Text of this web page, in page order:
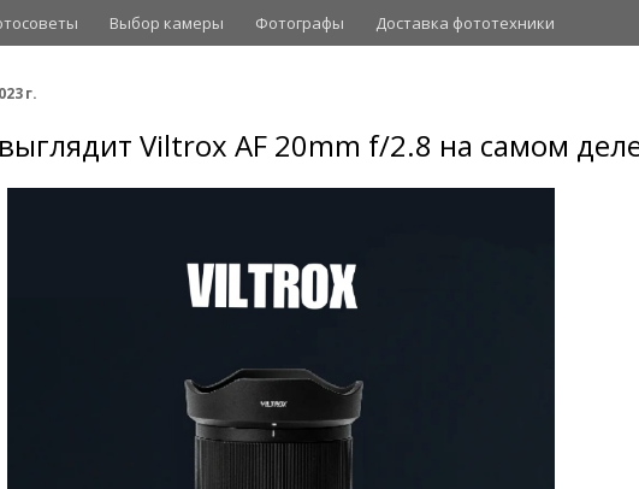
Выбор камеры Фотографы Доставка фототехники
г.
Viltrox AF 20mm f/2.8 на самом